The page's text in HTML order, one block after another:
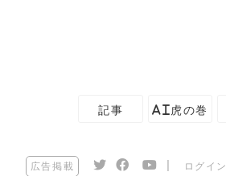
記事 AI虎の巻
広告掲載 ログイン